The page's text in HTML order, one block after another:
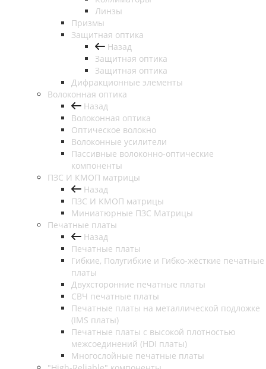
Линзы
Призмы
Защитная оптика
Назад
Защитная оптика
Защитная оптика
Дифракционные элементы
Волоконная оптика
Назад
Волоконная оптика
Оптическое волокно
Волоконные усилители
Пассивные волоконно-оптические
компоненты
ПЗС И КМОП матрицы
Назад
ПЗС И КМОП матрицы
Миниатюрные ПЗС Матрицы
Печатные платы
Назад
Печатные платы
Гибкие, Полугибкие и Гибко-жёсткие печатные
платы
Двухсторонние печатные платы
СВЧ печатные платы
Печатные платы на металлической подложке
(IMS платы)
Печатные платы с высокой плотностью
межсоединений (HDI платы)
Многослойные печатные платы